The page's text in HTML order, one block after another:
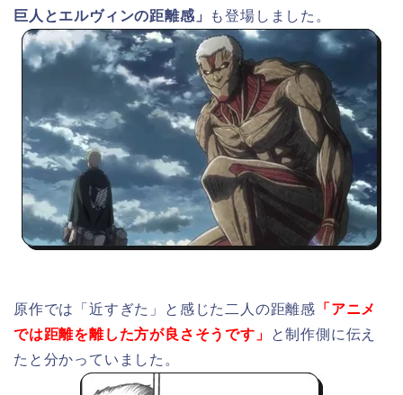
巨人とエルヴィンの距離感」
も登場しました。
原作では「近すぎた」と感じた二人の距離感 「アニメ
では距離を離した方が良さそうです」
と制作側に伝え
たと分かっていました。